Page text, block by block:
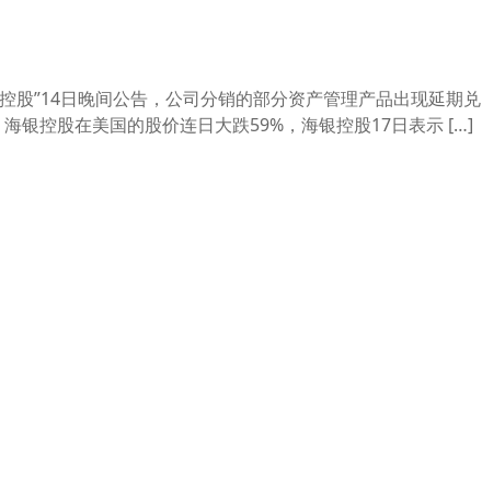
股”14日晚间公告，公司分销的部分资产管理产品出现延期兑
银控股在美国的股价连日大跌59%，海银控股17日表示 […]